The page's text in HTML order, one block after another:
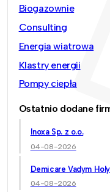
Biogazownie
Consulting
Energia wiatrowa
Klastry energii
Pompy ciepła
Ostatnio dodane
Inoxa Sp. z o.o.
04-08-2026
Demicare Vadym
04-08-2026